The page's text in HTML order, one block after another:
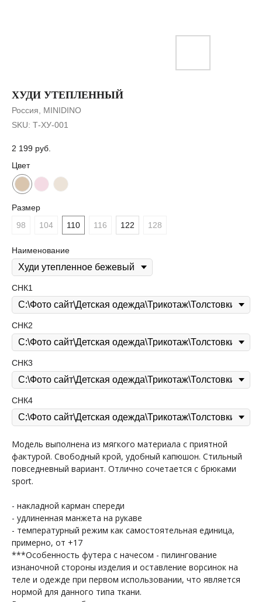
ХУДИ УТЕПЛЕННЫЙ
Россия, MINIDINO
SKU: Т-ХУ-001
2 199 руб.
Цвет
Размер
98
104 110 116 122 128
Наименование
СНК1
СНК2
СНК3
СНК4
Модель выполнена из мягкого материала с приятной
фактурой. Свободный крой, удобный капюшон. Стильный
повседневный вариант. Отлично сочетается с брюками
sport.
- накладной карман спереди
- удлиненная манжета на рукаве
- температурный режим как самостоятельная единица,
примерно, от +17
***Особенность футера с начесом - пилингование
изнаночной стороны изделия и оставление ворсинок на
теле и одежде при первом использовании, что является
нормой для данного типа ткани.